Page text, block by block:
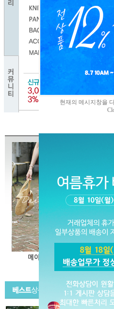
현재의 메시지창을